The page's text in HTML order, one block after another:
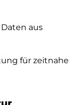
aus
für zeitnahe